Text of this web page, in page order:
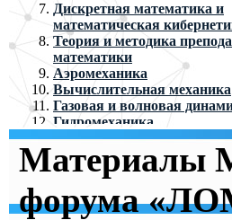
Дискретная математика и
математическая
Теория и методика
математики
Аэромеханика
Вычислительная механика
Газовая и волновая
Гидромеханика
Механика композитов
Прикладная механика и
Теоретическая механика и
Теория пластичности
Теория упругости
Материалы
форума